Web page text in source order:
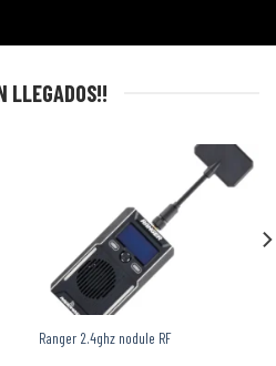
LLEGADOS!!
Ranger 2.4ghz nodule RF